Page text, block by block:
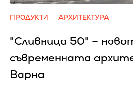
ПРОДУКТИ АРХИТЕКТУРА
"Сливница 50" –
съвременната
Варна